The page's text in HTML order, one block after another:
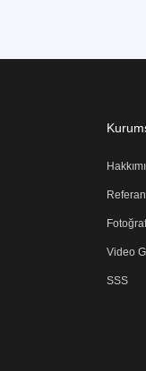
Video
SSS